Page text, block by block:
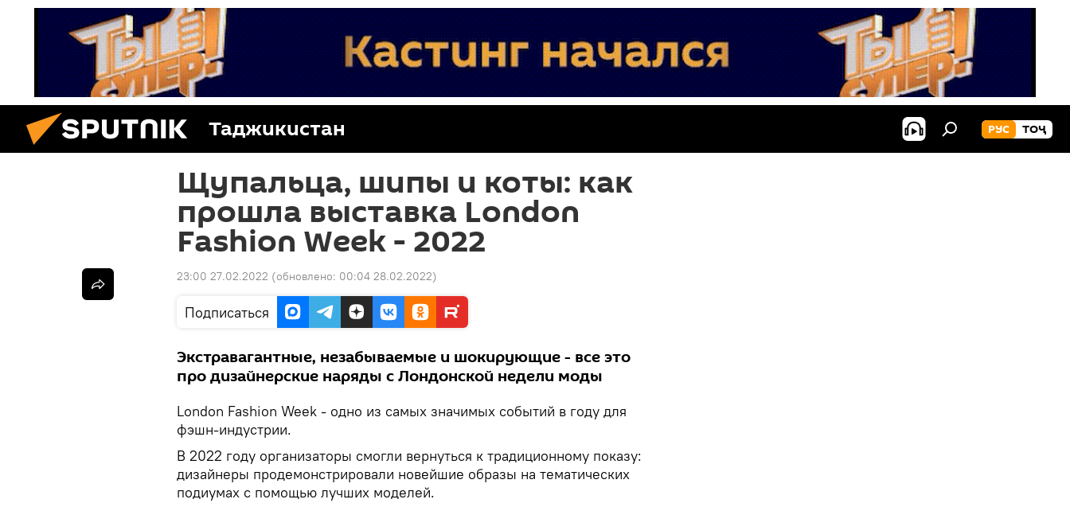
Таджикистан РУС ТОҶ
Щупальца, шипы и коты: как
прошла выставка London
Fashion Week - 2022
23:00 27.02.2022 (обновлено: 00:04 28.02.2022)
Подписаться
Экстравагантные, незабываемые и шокирующие - все это
про дизайнерские наряды с Лондонской недели моды
London Fashion Week - одно из самых значимых событий в году для
фэшн-индустрии.
В 2022 году организаторы смогли вернуться к традиционному показу:
дизайнеры продемонстрировали новейшие образы на тематических
подиумах с помощью лучших моделей.